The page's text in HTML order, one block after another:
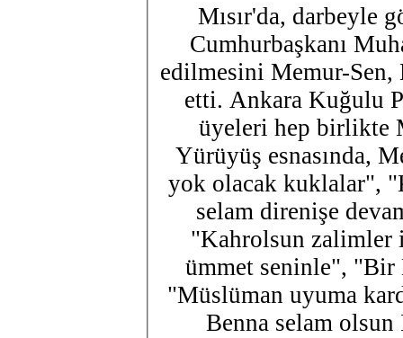
Mısır'da, darbeyle
Cumhurbaşkanı
edilmesini Memur-
etti. Ankara Kuğulu
üyeleri hep birlikte
Yürüyüş esnasında,
yok olacak kuklalar",
selam direnişe
"Kahrolsun
ümmet seninle", "Bir
"Müslüman uyuma
Benna selam olsun